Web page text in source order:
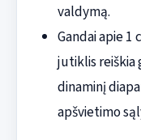
valdymą.
Gandai apie
jutiklis reiškia
dinaminį
apšvietimo